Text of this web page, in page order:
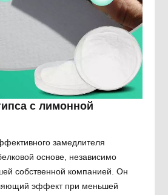
с лимонной
замедлителя
основе, независимо
собственной компанией. Он
эффект при меньшей